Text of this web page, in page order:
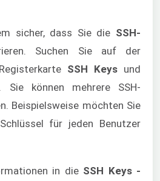
sicher, dass Sie die SSH-
Suchen Sie auf der
SSH Keys und
Sie können mehrere SSH-
Beispielsweise möchten Sie
für jeden Benutzer
in die SSH Keys -